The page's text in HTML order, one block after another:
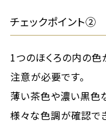
チェックポイント②
1つのほくろの内の色
注意が必要です。
薄い茶色や濃い黒色
様々な色調が確認で